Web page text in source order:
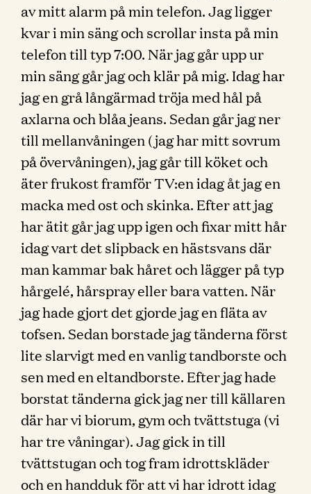
av mitt alarm på min telefon. Jag ligger
kvar i min säng och scrollar insta på min
telefon till typ 7:00. När jag går upp ur
min säng går jag och klär på mig. Idag har
jag en grå långärmad tröja med hål på
axlarna och blåa jeans. Sedan går jag ner
till mellanvåningen (jag har mitt sovrum
på övervåningen), jag går till köket och
äter frukost framför TV:en idag åt jag en
macka med ost och skinka. Efter att jag
har ätit går jag upp igen och fixar mitt hår
idag vart det slipback en hästsvans där
man kammar bak håret och lägger på typ
hårgelé, hårspray eller bara vatten. När
jag hade gjort det gjorde jag en fläta av
tofsen. Sedan borstade jag tänderna först
lite slarvigt med en vanlig tandborste och
sen med en eltandborste. Efter jag hade
borstat tänderna gick jag ner till källaren
där har vi biorum, gym och tvättstuga (vi
har tre våningar). Jag gick in till
tvättstugan och tog fram idrottskläder
och en handduk för att vi har idrott idag